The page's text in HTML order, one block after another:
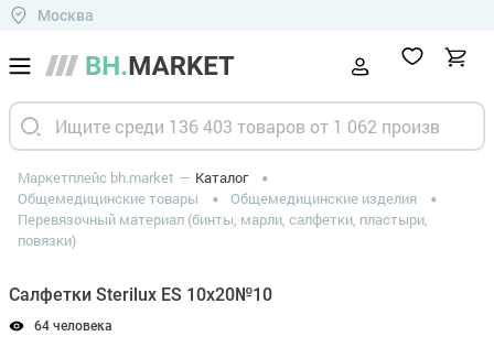
Москва
Маркетплейс bh.market
Каталог
Общемедицинские товары
Общемедицинские изделия
Перевязочный материал (бинты, марли, салфетки, пластыри,
повязки)
Салфетки Sterilux ES 10х20№10
64 человека